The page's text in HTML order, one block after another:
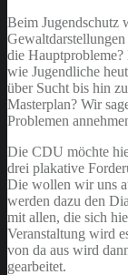
Beim Jugendschutz
die Hauptprobleme?
wie Jugendliche
über Sucht bis hin
Masterplan? Wir
Problemen
Die CDU möchte
drei plakative
Die wollen wir uns
werden dazu den
mit allen, die sich
Veranstaltung wird
von da aus wird
gearbeitet.